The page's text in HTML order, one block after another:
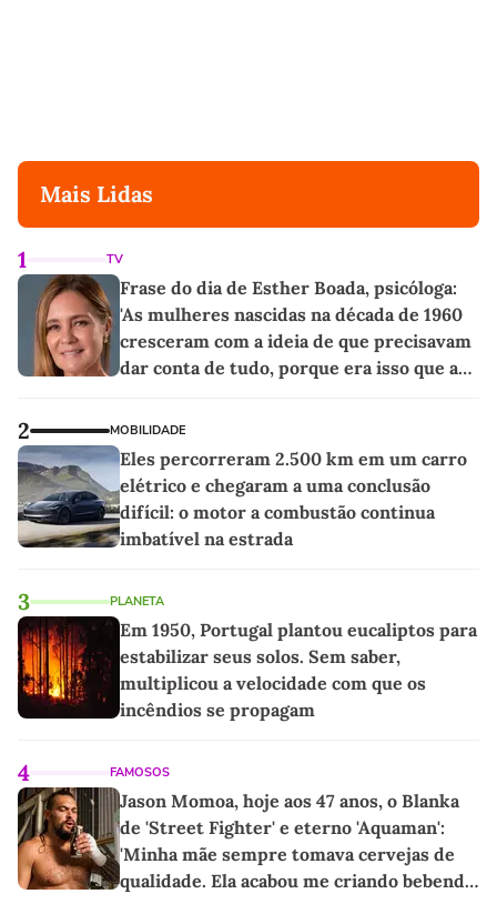
Mais Lidas
1 TV
Frase do dia de Esther Boada, psicóloga:
'As mulheres nascidas na década de 1960
cresceram com a ideia de que precisavam
dar conta de tudo, porque era isso que a
2 MOBILIDADE
Eles percorreram 2.500 km em um carro
elétrico e chegaram a uma conclusão
difícil: o motor a combustão continua
imbatível na estrada
3 PLANETA
Em 1950, Portugal plantou eucaliptos para
estabilizar seus solos. Sem saber,
multiplicou a velocidade com que os
incêndios se propagam
4 FAMOSOS
Jason Momoa, hoje aos 47 anos, o Blanka
de 'Street Fighter' e eterno 'Aquaman':
'Minha mãe sempre tomava cervejas de
qualidade. Ela acabou me criando bebendo